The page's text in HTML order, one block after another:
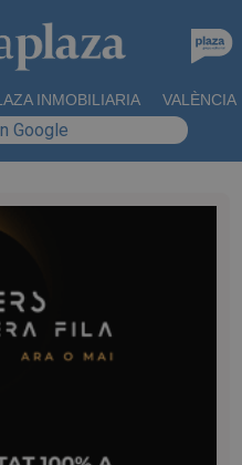
INMOBILIARIA VALÈNCIA
Google